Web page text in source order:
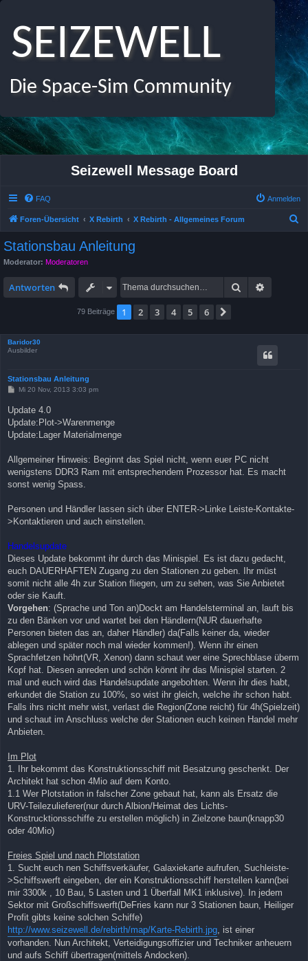
SEIZEWELL
Die Space-Sim Community
Seizewell Message Board
FAQ Anmelden
Foren-Übersicht X Rebirth X Rebirth - Allgemeines Forum
Stationsbau Anleitung
Moderator: Moderatoren
Antworten Suche
79 Beiträge 1 2 3 4 5 6
Baridor30
Ausbilder
Stationsbau Anleitung
B
t
r
g
Mi 20 Nov, 2013 3:03 pm
Update 4.0
Update:Plot->Warenmenge
Update:Lager Materialmenge
Allgemeiner Hinweis: Beginnt das Spiel nicht, wenn euer PC nicht
wenigstens DDR3 Ram mit entsprechendem Prozessor hat. Es macht
sonst wenig Spass.
Personen und Händler lassen sich über ENTER->Linke Leiste-Kontakte-
>Kontaktieren und auch einstellen.
Handelsupdate
Dieses Update bekommt ihr durch das Minispiel. Es ist dazu gedacht,
euch DAUERHAFTEN Zugang zu den Stationen zu geben. Ihr müst
somit nicht alle 4h zur Station fliegen, um zu sehen, was Sie Anbietet
oder sie Kauft.
Vorgehen: (Sprache und Ton an)Dockt am Handelsterminal an, lauft bis
zu den Bänken vor und wartet bei den Händlern(NUR dauerhafte
Personen bieten das an, daher Händler) da(Falls keiner da, wieder
ablegen und später noch mal wieder kommen!). Wenn ihr einen
Sprachfetzen höhrt(VR, Xenon) dann schaut wer eine Sprechblase überm
Kopf hat. Diesen anreden und schön könnt ihr das Minispiel starten. 2
mal und euch wird das Handelsupdate angebohten. Wenn ihr dies habt,
erkundet die Station zu 100%, so wist ihr gleich, welche ihr schon habt.
Falls ihrs nicht mehr wist, verlast die Region(Zone reicht) für 4h(Spielzeit)
und schaut im Anschluss welche der Stationen euch keinen Handel mehr
Anbieten.
Im Plot
1. Ihr bekommt das Konstruktionsschiff mit Besatzung geschenkt. Der
Architekt hat schon 4Mio auf dem Konto.
1.1 Wer Plotstation in falscher Zone gebaut hat, kann als Ersatz die
URV-Teilezulieferer(nur durch Albion/Heimat des Lichts-
Konstrucktionsschiffe zu erstellen möglich) in Zielzone baun(knapp30
oder 40Mio)
Freies Spiel und nach Plotstation
1. Sucht euch nen Schiffsverkäufer, Galaxiekarte aufrufen, Suchleiste-
>Schiffswerft eingeben, der ein Konstruktionsschiff herstellen kann(bei
mir 3300k , 10 Bau, 5 Lasten und 1 Überfall MK1 inklusive). In jedem
Sektor mit Großschiffswerft(DeFries kann nur 3 Stationen baun, Heiliger
Profit gibts keine solchen Schiffe)
http://www.seizewell.de/rebirth/map/Karte-Rebirth.jpg, ist einer
vorhanden. Nun Architekt, Verteidigungsoffizier und Techniker anheuern
und aufs Schiff übertragen(mittels Andocken).